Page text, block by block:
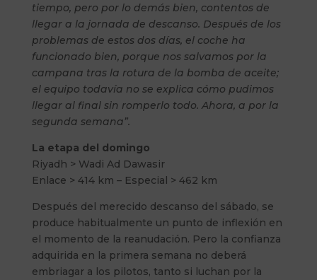
tiempo, pero por lo demás bien, contentos de
llegar a la jornada de descanso. Después de los
problemas de estos dos días, el coche ha
funcionado bien, porque nos salvamos por la
campana tras la rotura de la bomba de aceite;
el equipo todavía no se explica cómo pudimos
llegar al final sin romperlo todo. Ahora, a por la
segunda semana”.
La etapa del domingo
Riyadh > Wadi Ad Dawasir
Enlace > 414 km – Especial > 462 km
Después del merecido descanso del sábado, se
produce habitualmente un punto de inflexión en
el momento de la reanudación. Pero la confianza
adquirida en la primera semana no deberá
embriagar a los pilotos, tanto si luchan por la